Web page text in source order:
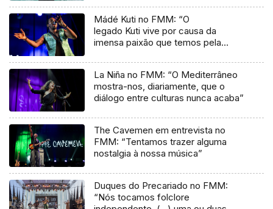
Mádé Kuti no FMM: “O
legado Kuti vive por causa da
imensa paixão que temos pela
La Niña no FMM: “O Mediterrâneo
mostra-nos, diariamente, que o
diálogo entre culturas nunca acaba”
The Cavemen em entrevista no
FMM: “Tentamos trazer alguma
nostalgia à nossa música”
Duques do Precariado no FMM:
“Nós tocamos folclore